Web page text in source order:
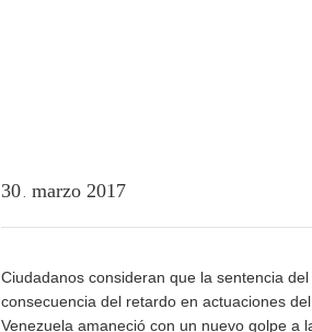
30 marzo 2017
Ciudadanos consideran que la sentencia
consecuencia del retardo en actuaciones
Venezuela amaneció con un nuevo golpe a